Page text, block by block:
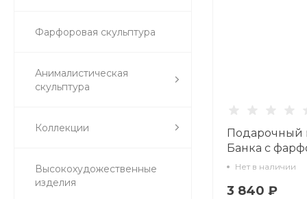
Фарфоровая скульптура
Анималистическая
скульптура
Коллекции
Высокохудожественные
изделия
Подарочный
Банка с
крышкой
Нет в наличии
3 840 ₽